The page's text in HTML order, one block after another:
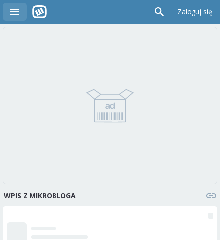
Zaloguj się
WPIS Z MIKROBLOGA